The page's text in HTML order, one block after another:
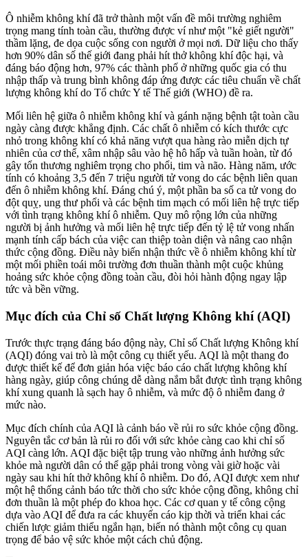
Ô nhiễm không khí đã trở thành một vấn đề môi trường nghiêm
trọng mang tính toàn cầu, thường được ví như một "kẻ giết người"
thầm lặng, đe dọa cuộc sống con người ở mọi nơi. Dữ liệu cho thấy
hơn 90% dân số thế giới đang phải hít thở không khí độc hại, và
đáng báo động hơn, 97% các thành phố ở những quốc gia có thu
nhập thấp và trung bình không đáp ứng được các tiêu chuẩn về chất
lượng không khí do Tổ chức Y tế Thế giới (WHO) đề ra.
Mối liên hệ giữa ô nhiễm không khí và gánh nặng bệnh tật toàn cầu
ngày càng được khẳng định. Các chất ô nhiễm có kích thước cực
nhỏ trong không khí có khả năng vượt qua hàng rào miễn dịch tự
nhiên của cơ thể, xâm nhập sâu vào hệ hô hấp và tuần hoàn, từ đó
gây tổn thương nghiêm trọng cho phổi, tim và não. Hàng năm, ước
tính có khoảng 3,5 đến 7 triệu người tử vong do các bệnh liên quan
đến ô nhiễm không khí. Đáng chú ý, một phần ba số ca tử vong do
đột quỵ, ung thư phổi và các bệnh tim mạch có mối liên hệ trực tiếp
với tình trạng không khí ô nhiễm. Quy mô rộng lớn của những
người bị ảnh hưởng và mối liên hệ trực tiếp đến tỷ lệ tử vong nhấn
mạnh tính cấp bách của việc can thiệp toàn diện và nâng cao nhận
thức cộng đồng. Điều này biến nhận thức về ô nhiễm không khí từ
một mối phiền toái môi trường đơn thuần thành một cuộc khủng
hoảng sức khỏe cộng đồng toàn cầu, đòi hỏi hành động ngay lập
tức và bền vững.
Mục đích của Chỉ số Chất lượng Không khí (AQI)
Trước thực trạng đáng báo động này, Chỉ số Chất lượng Không khí
(AQI) đóng vai trò là một công cụ thiết yếu. AQI là một thang đo
được thiết kế để đơn giản hóa việc báo cáo chất lượng không khí
hàng ngày, giúp công chúng dễ dàng nắm bắt được tình trạng không
khí xung quanh là sạch hay ô nhiễm, và mức độ ô nhiễm đang ở
mức nào.
Mục đích chính của AQI là cảnh báo về rủi ro sức khỏe cộng đồng.
Nguyên tắc cơ bản là rủi ro đối với sức khỏe càng cao khi chỉ số
AQI càng lớn. AQI đặc biệt tập trung vào những ảnh hưởng sức
khỏe mà người dân có thể gặp phải trong vòng vài giờ hoặc vài
ngày sau khi hít thở không khí ô nhiễm. Do đó, AQI được xem như
một hệ thống cảnh báo tức thời cho sức khỏe cộng đồng, không chỉ
đơn thuần là một phép đo khoa học. Các cơ quan y tế công cộng
dựa vào AQI để đưa ra các khuyến cáo kịp thời và triển khai các
chiến lược giảm thiểu ngắn hạn, biến nó thành một công cụ quan
trọng để bảo vệ sức khỏe một cách chủ động.